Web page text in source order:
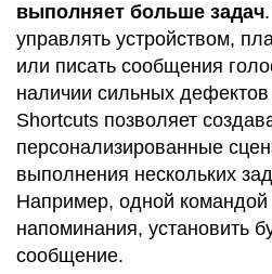
выполняет больше задач
управлять устройством,
или писать сообщения
наличии сильных
Shortcuts позволяет
персонализированные
выполнения нескольких
Например, одной
напоминания, установить
сообщение.